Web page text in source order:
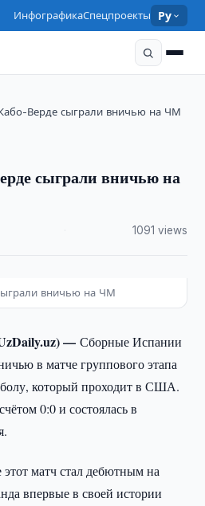
ИнфографикаСпецпроекты Ру
Верде сыграли вничью на ЧМ
сыграли вничью на
1091 views
вничью на ЧМ
—Сборные Испании
в матче группового этапа
который проходит в США.
0:0 и состоялась в
матч стал дебютным на
впервые в своей истории